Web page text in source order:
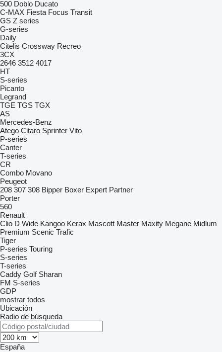
500 Doblo Ducato
C-MAX Fiesta Focus Transit
GS Z series
G-series
Daily
Citelis Crossway Recreo
3CX
2646 3512 4017
HT
S-series
Picanto
Legrand
TGE TGS TGX
AS
Mercedes-Benz
Atego Citaro Sprinter Vito
P-series
Canter
T-series
CR
Combo Movano
Peugeot
208 307 308 Bipper Boxer Expert Partner
Porter
560
Renault
Clio D Wide Kangoo Kerax Mascott Master Maxity Megane Midlum
Premium Scenic Trafic
Tiger
P-series Touring
S-series
T-series
Caddy Golf Sharan
FM S-series
GDP
mostrar todos
Ubicación
Radio de búsqueda
España